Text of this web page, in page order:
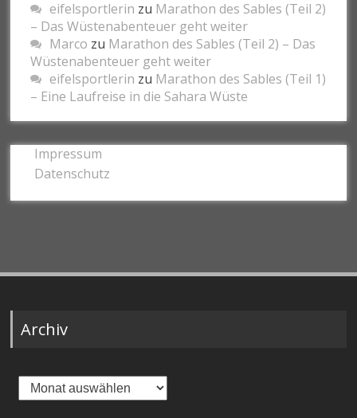
eifelsportlerin zu Marathon des Sables (Teil 2)
– Das Wüstenabenteuer geht weiter
Marco zu Marathon des Sables (Teil 2) – Das
Wüstenabenteuer geht weiter
eifelsportlerin zu Marathon des Sables (Teil 1)
– Eine Laufreise in die Sahara Wüste
Impressum
Datenschutz
Archiv
Archiv